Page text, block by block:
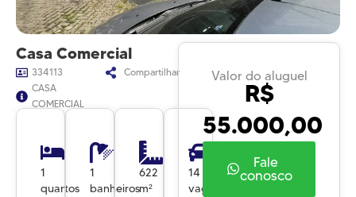
Casa Comercial
334113
CASA
COMERCIAL
Compartilhar
1
quartos
1
banheiros
622
m²
14
vagas
Valor do aluguel
R$
55.000,00
Fale
conosco